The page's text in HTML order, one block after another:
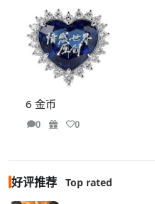
6 金币
0 0
好评推荐 Top rated